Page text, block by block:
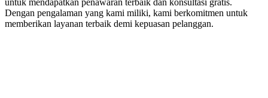
Dengan pengalaman yang kami miliki, kami berkomitmen untuk
memberikan layanan terbaik demi kepuasan pelanggan.